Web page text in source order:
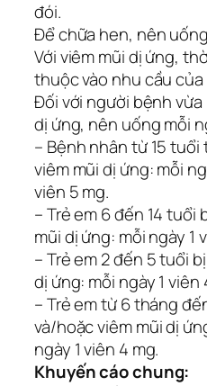
đói.
Để chữa hen, nên
Với viêm mũi dị ứng,
thuộc vào nhu cầu
Đối với người bệnh vừa
dị ứng, nên uống mỗi
– Bệnh nhân từ 15
viêm mũi dị ứng: mỗi
viên 5 mg.
– Trẻ em 6 đến 14 tuổi
mũi dị ứng: mỗi ngày 1
– Trẻ em 2 đến 5 tuổi
dị ứng: mỗi ngày 1 viên
– Trẻ em từ 6 tháng
và/hoặc viêm mũi dị
ngày 1 viên 4 mg.
Khuyến cáo chung: